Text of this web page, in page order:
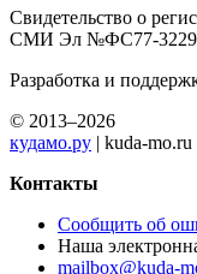
Свидетельство о
СМИ Эл №ФС77-
Разработка и
© 2013–2026
кудамо.ру | kuda-mo.ru
Контакты
Сообщить об
Наша
mailbox@kuda-